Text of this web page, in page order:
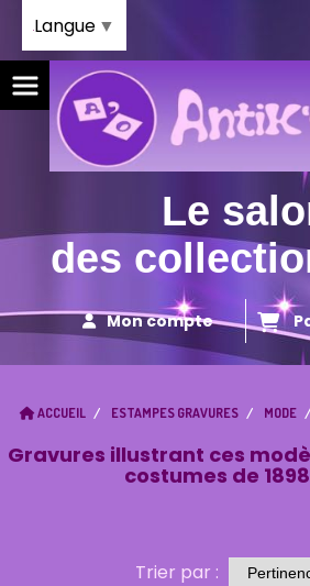
Le
des
Mon compte
ACCUEIL ESTAMPES GRAVURES MODE
Gravures illustrant ces
costumes de
Trier par :
Langue ▼